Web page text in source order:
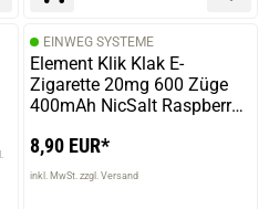
EINWEG SYSTEME
Element Klik Klak E-
Zigarette 20mg 600 Züge
400mAh NicSalt Raspberry
8,90 EUR*
inkl. MwSt. zzgl. Versand